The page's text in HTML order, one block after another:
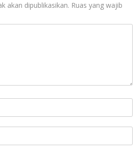
akan dipublikasikan. Ruas yang wajib